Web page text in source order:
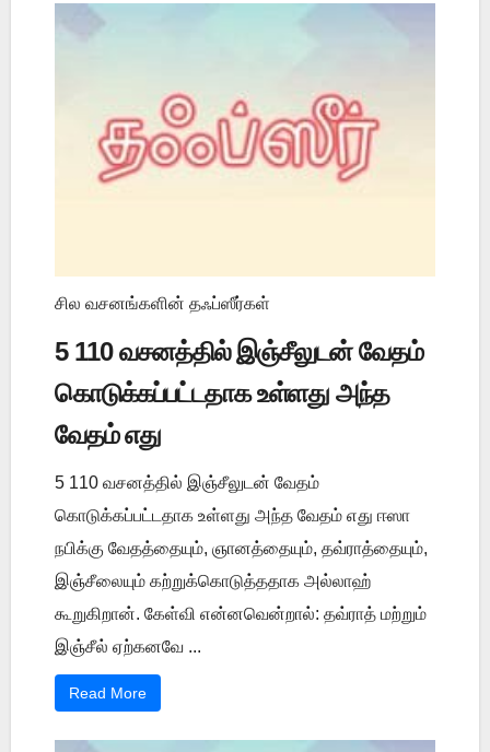
சில வசனங்களின் தஃப்ஸீர்கள்
5 110 வசனத்தில் இஞ்சீலுடன் வேதம்
கொடுக்கப்பட்டதாக உள்ளது அந்த
வேதம் எது
5 110 வசனத்தில் இஞ்சீலுடன் வேதம்
கொடுக்கப்பட்டதாக உள்ளது அந்த வேதம் எது ஈஸா
நபிக்கு வேதத்தையும், ஞானத்தையும், தவ்ராத்தையும்,
இஞ்சீலையும் கற்றுக்கொடுத்ததாக அல்லாஹ்
கூறுகிறான். கேள்வி என்னவென்றால்: தவ்ராத் மற்றும்
இஞ்சீல் ஏற்கனவே ...
Read More